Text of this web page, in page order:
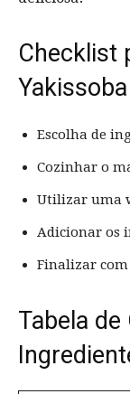
Checklist
Escolha de
Cozinhar o
Utilizar uma
Adicionar os
Finalizar
Tabela